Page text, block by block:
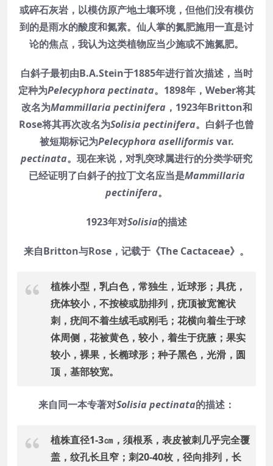
或碎石灰岩，以模仿原产地土壤环境，但他们没有模仿
到的是雨水的酸度和氮素。仙人掌的氮肥施用一直是讨
论的焦点，我认为这类植物应当少施或不施氮肥。
白斜子最初由B.A.Stein于1885年进行首次描述，当时
定种为Pelecyphora pectinata。1898年，Weber将其
改名为Mammillaria pectinifera ，1923年Britton和
Rose将其再次改名为Solisia pectinifera。白斜子也曾
被短期标记为Pelecyphora aselliformis var.
pectinata。现在来说，对乳突球属进行的分类学研究
已经证明了白斜子的拉丁文名应当是Mammillaria
pectinifera。
1923年对Solisia的描述
来自Britton与Rose，记载于《The Cactaceae》。
植株小型，乳白色，常独生，近球形；具疣，
疣体较小，不按棱或肋排列，疣顶被宽篦状
刺，疣间不着生绒毛或刚毛；花横向着生于球
体周侧，花被黄色，较小，着生于疣腋；果实
较小，裸果，长椭球形；种子黑色，光滑，圆
顶，基部较宽。
来自同一本专著对Solisia pectinata的描述：
植株直径1-3㎝，须根系，表皮被刺几乎完全覆
盖，纹孔长且窄；刺20-40枚，径向排列，长